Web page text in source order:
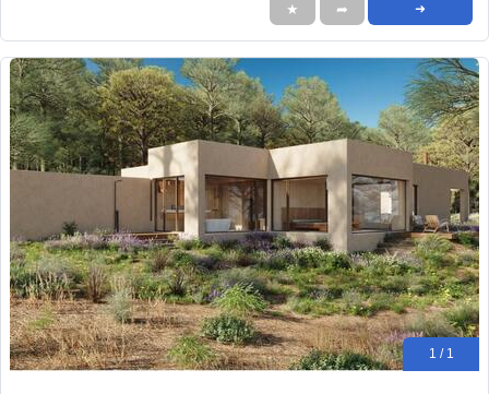
★ ➦ ➜
1 / 1